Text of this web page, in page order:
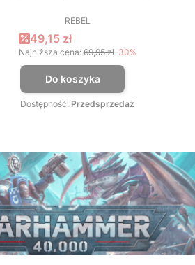
PRODUCENT
REBEL
Cena promocyjna
49,15 zł
Najniższa cena: 69,95 zł-30%
Do koszyka
Dostępność: Przedsprzedaż